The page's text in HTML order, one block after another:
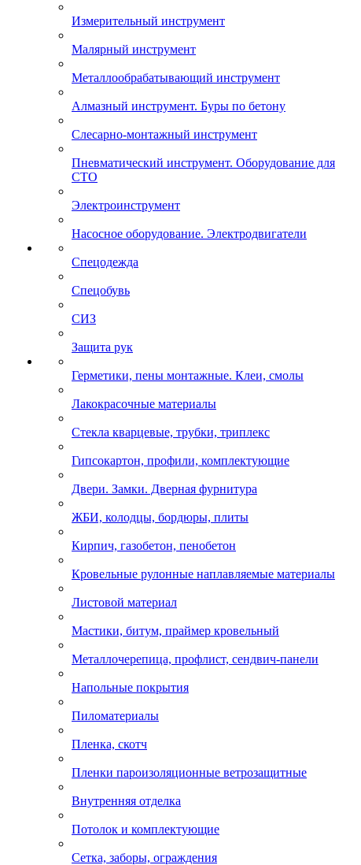
Измерительный инструмент
Малярный инструмент
Металлообрабатывающий инструмент
Алмазный инструмент. Буры по бетону
Слесарно-монтажный инструмент
Пневматический инструмент. Оборудование для
СТО
Электроинструмент
Насосное оборудование. Электродвигатели
Спецодежда
Спецобувь
СИЗ
Защита рук
Герметики, пены монтажные. Клеи, смолы
Лакокрасочные материалы
Стекла кварцевые, трубки, триплекс
Гипсокартон, профили, комплектующие
Двери. Замки. Дверная фурнитура
ЖБИ, колодцы, бордюры, плиты
Кирпич, газобетон, пенобетон
Кровельные рулонные наплавляемые материалы
Листовой материал
Мастики, битум, праймер кровельный
Металлочерепица, профлист, сендвич-панели
Напольные покрытия
Пиломатериалы
Пленка, скотч
Пленки пароизоляционные ветрозащитные
Внутренняя отделка
Потолок и комплектующие
Сетка, заборы, ограждения